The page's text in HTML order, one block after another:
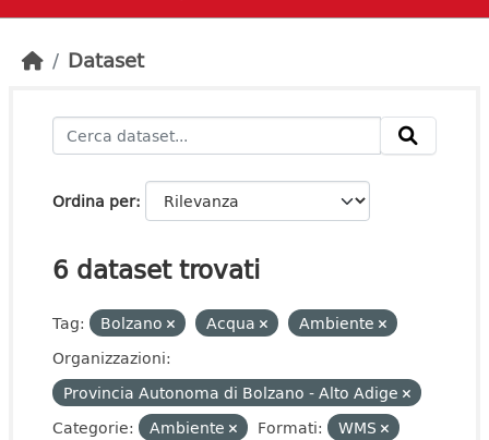
Dataset
Ordina per
6 dataset trovati
Tag: Bolzano Acqua
Ambiente
Organizzazioni:
Provincia Autonoma di Bolzano - Alto Adige
Categorie:
Ambiente Formati:
WMS